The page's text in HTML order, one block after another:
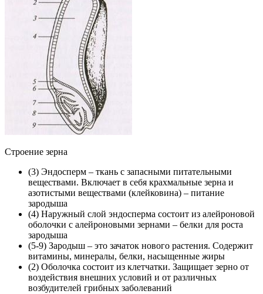
Строение зерна
(3) Эндосперм – ткань с запасными питательными
веществами. Включает в себя крахмальные зерна и
азотистыми веществами (клейковина) – питание
зародыша
(4) Наружный слой эндосперма состоит из алейроновой
оболочки с алейроновыми зернами – белки для роста
зародыша
(5-9) Зародыш – это зачаток нового растения. Содержит
витамины, минералы, белки, насыщенные жиры
(2) Оболочка состоит из клетчатки. Защищает зерно от
воздействия внешних условий и от различных
возбудителей грибных заболеваний